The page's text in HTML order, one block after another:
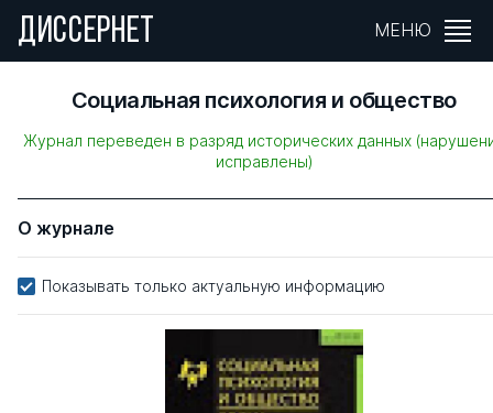
ДИССЕРНЕТ МЕНЮ
Социальная психология и общество
Журнал переведен в разряд исторических данных
исправлены)
О журнале
Показывать только актуальную информацию